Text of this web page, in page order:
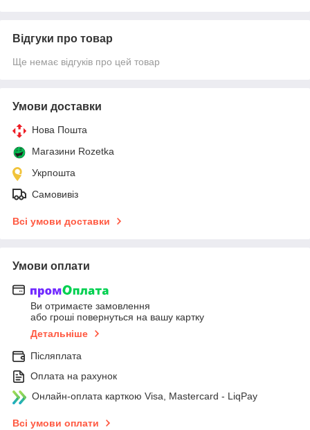
Відгуки про товар
Ще немає відгуків про цей товар
Умови доставки
Нова Пошта
Магазини Rozetka
Укрпошта
Самовивіз
Всі умови доставки
Умови оплати
Ви отримаєте замовлення
або гроші повернуться на вашу картку
Детальніше
Післяплата
Оплата на рахунок
Онлайн-оплата карткою Visa, Mastercard - LiqPay
Всі умови оплати